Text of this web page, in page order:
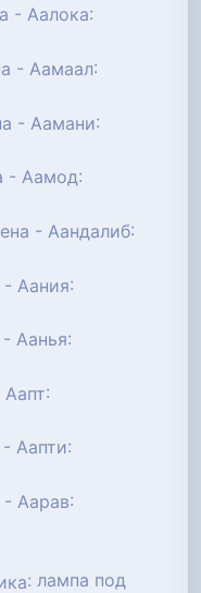
:
:
:
:
:
:
:
:
:
:
: лампа под